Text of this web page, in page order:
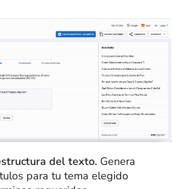
del texto. Genera
para tu tema elegido